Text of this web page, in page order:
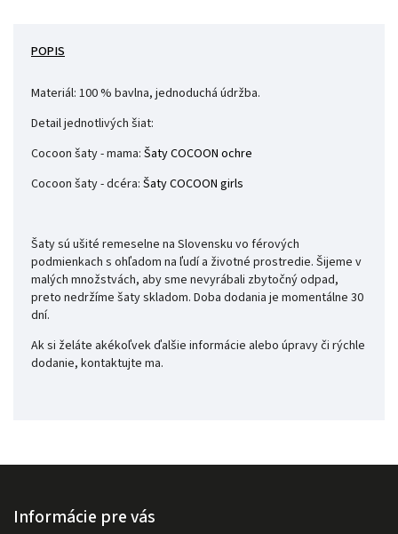
POPIS
Materiál: 100 % bavlna, jednoduchá údržba.
Detail jednotlivých šiat:
Cocoon šaty - mama: Šaty COCOON ochre
Cocoon šaty - dcéra: Šaty COCOON girls
Šaty sú ušité remeselne na Slovensku vo férových
podmienkach s ohľadom na ľudí a životné prostredie. Šijeme v
malých množstvách, aby sme nevyrábali zbytočný odpad,
preto nedržíme šaty skladom. Doba dodania je momentálne 30
dní.
Ak si želáte akékoľvek ďalšie informácie alebo úpravy či rýchle
dodanie, kontaktujte ma.
Informácie pre vás